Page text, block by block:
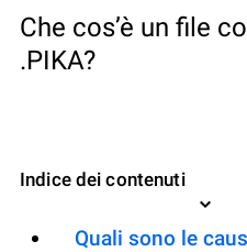
Che cos’è un file
.PIKA?
Indice dei contenuti
Quali sono le